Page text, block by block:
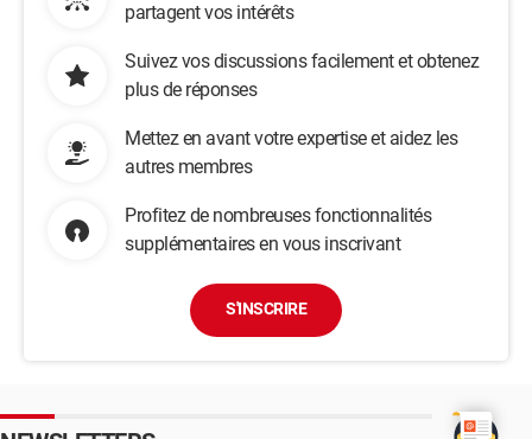
partagent vos intérêts
Suivez vos discussions facilement et obtenez
plus de réponses
Mettez en avant votre expertise et aidez les
autres membres
Profitez de nombreuses fonctionnalités
supplémentaires en vous inscrivant
S'INSCRIRE